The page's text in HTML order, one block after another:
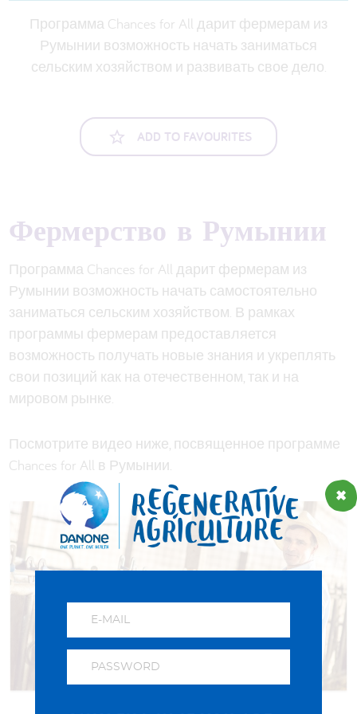
العربية
Программа Chances for All дарит фермерам из
Румынии возможность начать заниматься
сельским хозяйством и развивать свое дело.
ADD TO FAVOURITES
Фермерство в Румынии
Программа Chances for All дарит фермерам из
Румынии возможность начать самостоятельно
заниматься сельским хозяйством. В рамках
программы фермерам предоставляется
возможность получать новые знания и укреплять
свои позиций как на отечественном, так и на
мировом рынке.
Посмотрите видео ниже, посвященное программе
Chances for All в Румынии.